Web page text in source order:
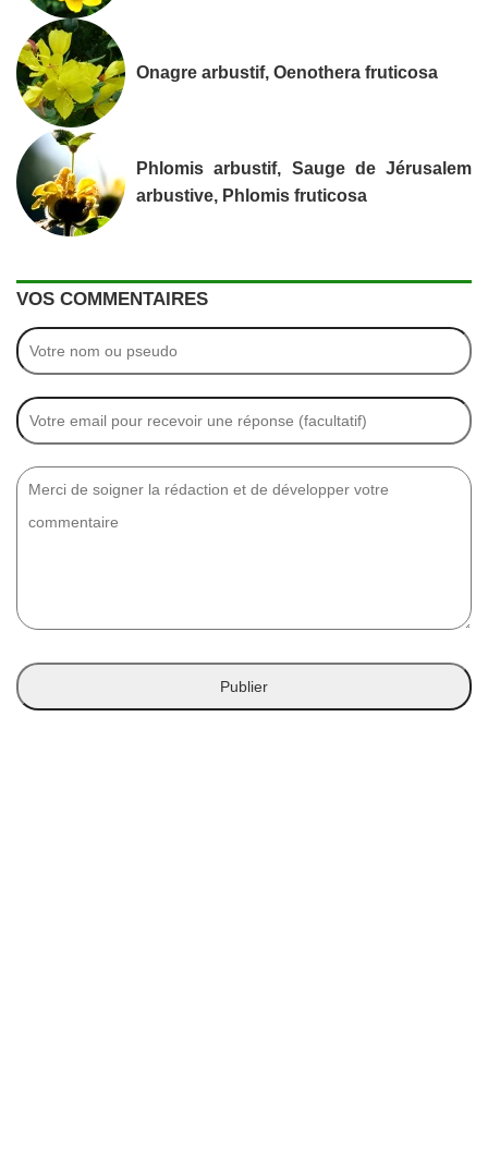
Onagre arbustif, Oenothera fruticosa
Phlomis arbustif, Sauge de Jérusalem
arbustive, Phlomis fruticosa
VOS COMMENTAIRES